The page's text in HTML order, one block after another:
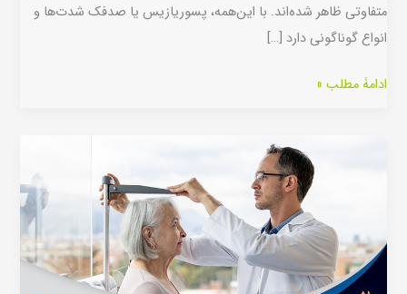
متفاوتی ظاهر شده‌اند. با این‌همه، پسوریازیس یا صدفک شدت‌ها و
انواع گوناگونی دارد […]
ادامۀ مطلب »
می‌شود؟